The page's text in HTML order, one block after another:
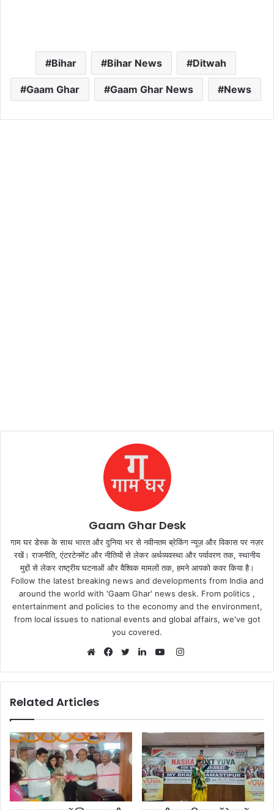
Bihar Bihar News Ditwah
Gaam Ghar Gaam Ghar News News
Gaam Ghar Desk
गाम घर डेस्क के साथ भारत और दुनिया भर से नवीनतम ब्रेकिंग न्यूज़ और विकास पर नज़र
रखें। राजनीति, एंटरटेनमेंट और नीतियों से लेकर अर्थव्यवस्था और पर्यावरण तक, स्थानीय
मुद्दों से लेकर राष्ट्रीय घटनाओं और वैश्विक मामलों तक, हमने आपको कवर किया है।
Follow the latest breaking news and developments from India and
around the world with 'Gaam Ghar' news desk. From politics ,
entertainment and policies to the economy and the environment,
from local issues to national events and global affairs, we've got
you covered.
Instagram
Related Articles